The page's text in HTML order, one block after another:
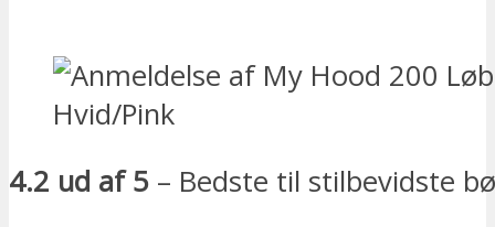
4.2 ud af 5 – Bedste til stilbevidste